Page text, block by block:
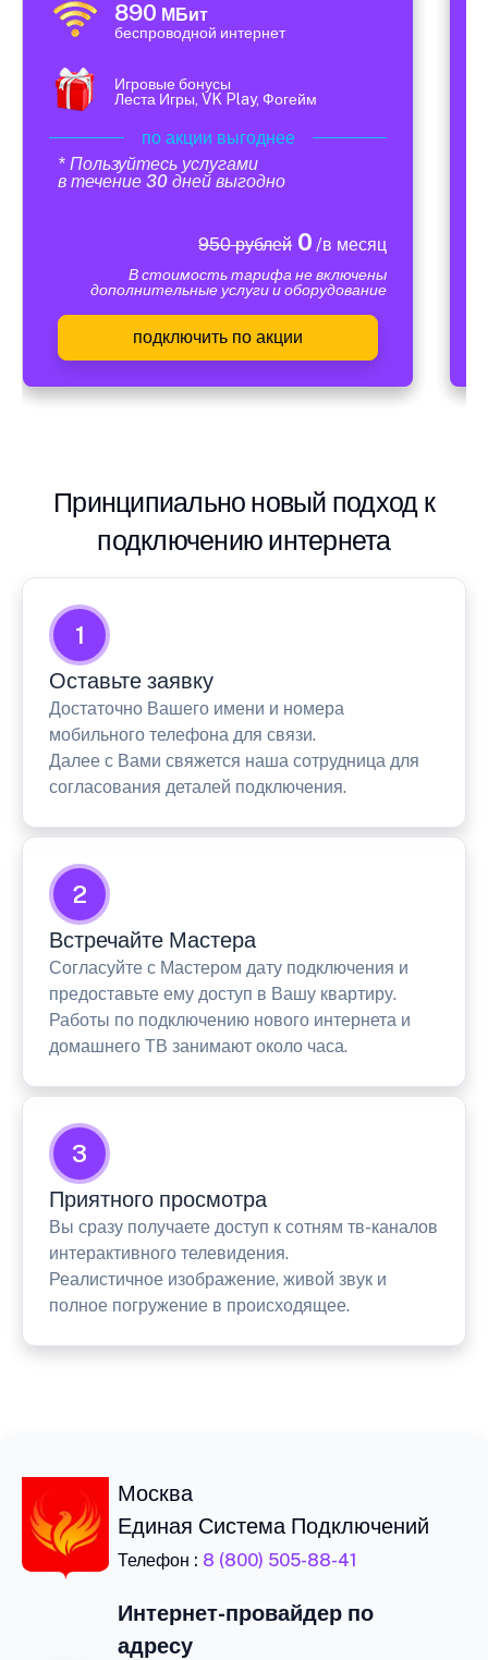
890 МБит
беспроводной интернет
Игровые бонусы
Леста Игры, VK Play, Фогейм
по акции выгоднее
* Пользуйтесь услугами
в течение 30 дней выгодно
950 рублей0 /в месяц
В стоимость тарифа не включены
дополнительные услуги и оборудование
подключить по акции
Принципиально новый подход к
подключению интернета
1
Оставьте заявку
Достаточно Вашего имени и номера
мобильного телефона для связи.
Далее с Вами свяжется наша сотрудница для
согласования деталей подключения.
2
Встречайте Мастера
Согласуйте с Мастером дату подключения и
предоставьте ему доступ в Вашу квартиру.
Работы по подключению нового интернета и
домашнего ТВ занимают около часа.
3
Приятного просмотра
Вы сразу получаете доступ к сотням тв-каналов
интерактивного телевидения.
Реалистичное изображение, живой звук и
полное погружение в происходящее.
Москва
Единая Система Подключений
Телефон : 8 (800) 505-88-41
Интернет-провайдер по
адресу